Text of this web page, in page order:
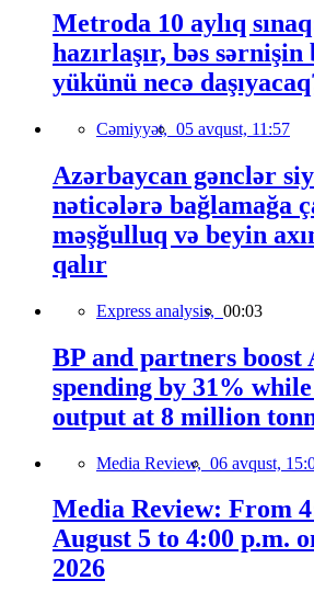
Metroda 10 aylıq
hazırlaşır, bəs sərnişin
yükünü necə
Cəmiyyət, 05 avqust, 11:57
Azərbaycan gənclər
nəticələrə bağlamağa
məşğulluq və beyin
qalır
Express analysis, 00:03
BP and partners boost
spending by 31%
output at 8 million
Media Review, 06 avqust,
Media Review: From
August 5 to 4:00 p.m.
2026